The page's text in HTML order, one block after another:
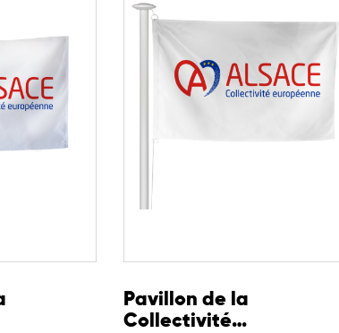
Pavillon de la
Collectivité